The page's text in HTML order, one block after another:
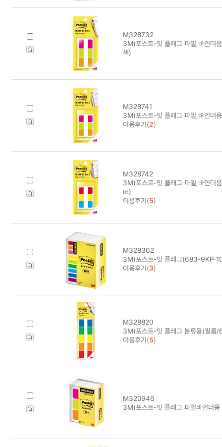
M328732
3M)포스트-잇 플래그 파일,바인더
색)
M328741
3M)포스트-잇 플래그 파일,바인더
이용후기(2)
M328742
3M)포스트-잇 플래그 파일,바인
m)
이용후기(5)
M328362
3M)포스트-잇 플래그(683-9KP-
이용후기(3)
M328820
3M)포스트-잇 플래그 분류용(필
이용후기(5)
M320946
3M)포스트-잇 플래그 파일바인더